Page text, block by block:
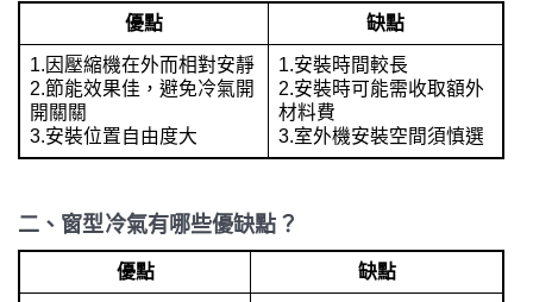
優點 缺點
1.因壓縮機在外而相對安靜
2.節能效果佳，避免冷氣開
開關關
3.安裝位置自由度大
1.安裝時間較長
2.安裝時可能需收取額外
材料費
3.室外機安裝空間須慎選
二、窗型冷氣有哪些優缺點？
優點 缺點